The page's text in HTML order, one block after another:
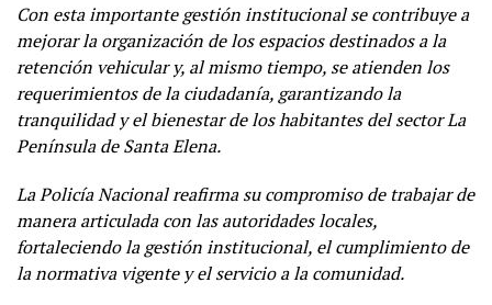
Con esta importante gestión institucional se contribuye a
mejorar la organización de los espacios destinados a la
retención vehicular y, al mismo tiempo, se atienden los
requerimientos de la ciudadanía, garantizando la
tranquilidad y el bienestar de los habitantes del sector La
Península de Santa Elena.
La Policía Nacional reafirma su compromiso de trabajar de
manera articulada con las autoridades locales,
fortaleciendo la gestión institucional, el cumplimiento de
la normativa vigente y el servicio a la comunidad.